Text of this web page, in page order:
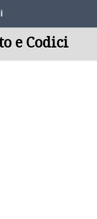
e Codici